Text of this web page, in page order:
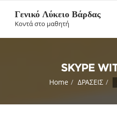
content
Γενικό Λύκειο Βάρδας
Κοντά στο μαθητή
SKYPE
Home ΔΡΑΣΕΙΣ